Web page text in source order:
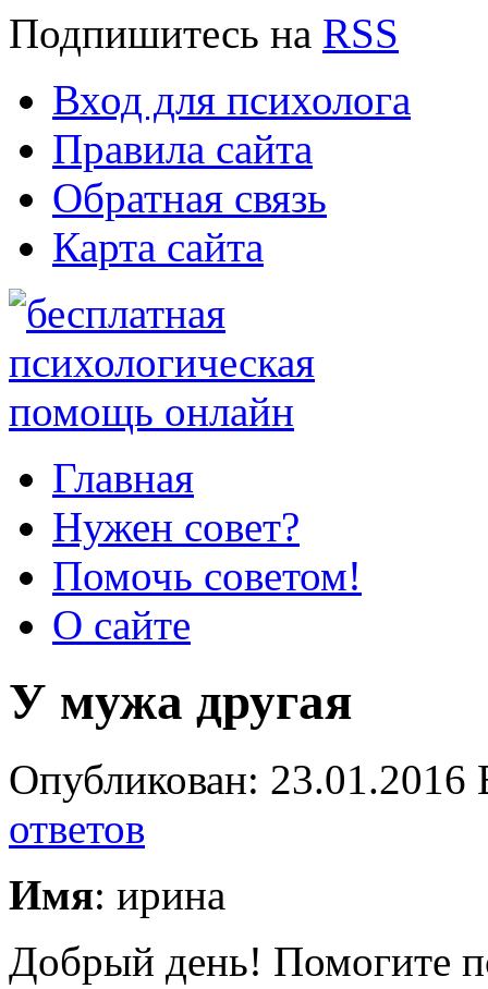
Подпишитесь на RSS
Вход для психолога
Правила сайта
Обратная связь
Карта сайта
Главная
Нужен совет?
Помочь советом!
О сайте
У мужа другая
Опубликован:
ответов
Имя: ирина
Добрый день! Помогите